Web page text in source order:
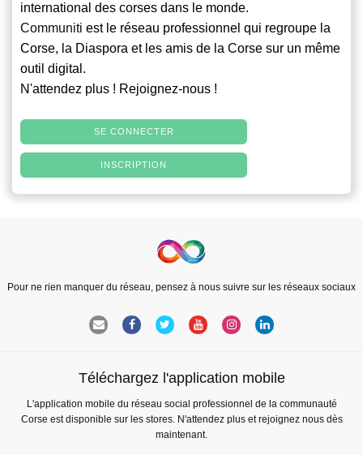
international des corses dans le monde.
Communiti est le réseau professionnel qui regroupe la
Corse, la Diaspora et les amis de la Corse sur un même
outil digital.
N'attendez plus ! Rejoignez-nous !
SE CONNECTER
INSCRIPTION
Pour ne rien manquer du réseau, pensez à nous suivre sur les réseaux sociaux
Téléchargez l'application mobile
L'application mobile du réseau social professionnel de la communauté
Corse est disponible sur les stores. N'attendez plus et rejoignez nous dès
maintenant.